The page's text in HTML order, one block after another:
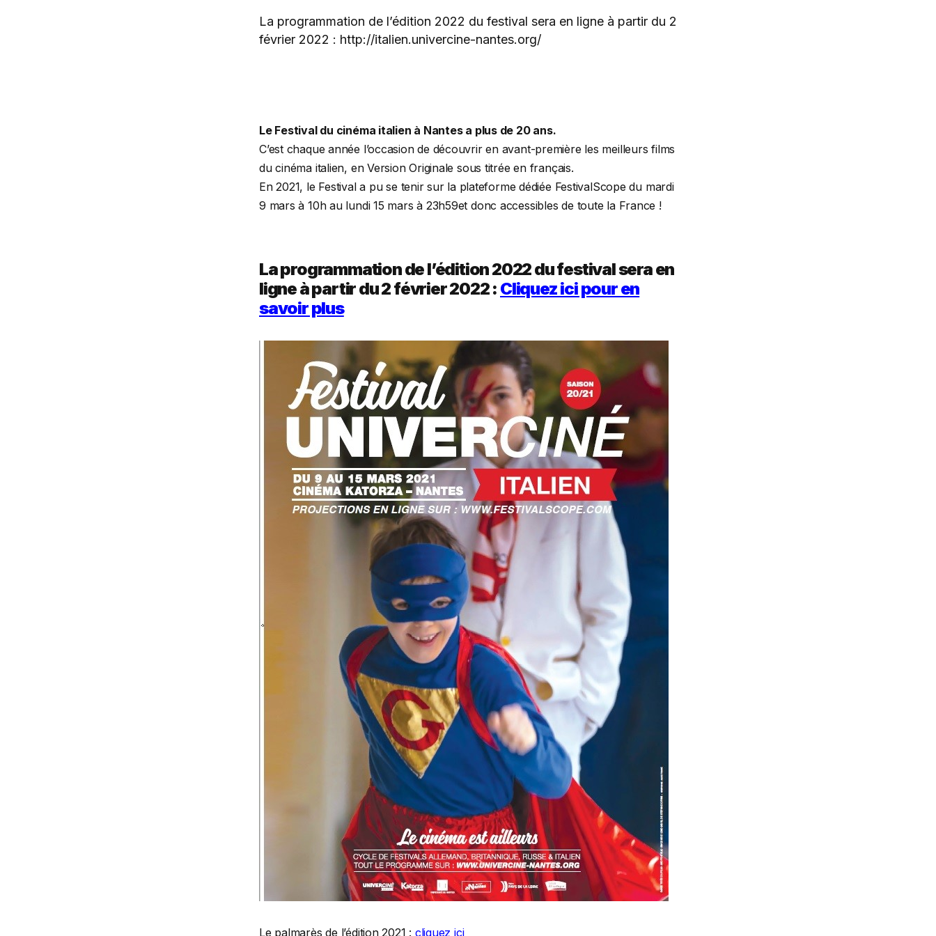
La programmation de l’édition 2022 du festival sera en ligne à partir du 2
février 2022 : http://italien.univercine-nantes.org/
Le Festival du cinéma italien à Nantes a plus de 20 ans.
C’est chaque année l’occasion de découvrir en avant-première les meilleurs films
du cinéma italien, en Version Originale sous titrée en français.
En 2021, le Festival a pu se tenir sur la plateforme dédiée FestivalScope du mardi
9 mars à 10h au lundi 15 mars à 23h59et donc accessibles de toute la France !
La programmation de l’édition 2022 du festival sera en
ligne à partir du 2 février 2022 : Cliquez ici pour en
savoir plus
Le palmarès de l’édition 2021 : cliquez ici